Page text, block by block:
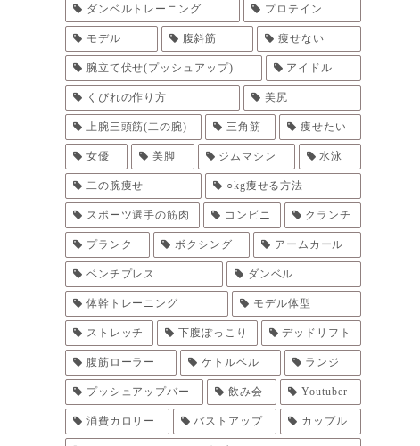
ダンベルトレーニング プロテイン
モデル 腹斜筋 痩せない
腕立て伏せ(プッシュアップ) アイドル
くびれの作り方 美尻
上腕三頭筋(二の腕) 三角筋 痩せたい
女優 美脚 ジムマシン 水泳
二の腕痩せ ○kg痩せる方法
スポーツ選手の筋肉 コンビニ クランチ
プランク ボクシング アームカール
ベンチプレス ダンベル
体幹トレーニング モデル体型
ストレッチ 下腹ぽっこり デッドリフト
腹筋ローラー ケトルベル ランジ
プッシュアップバー 飲み会 Youtuber
消費カロリー バストアップ カップル